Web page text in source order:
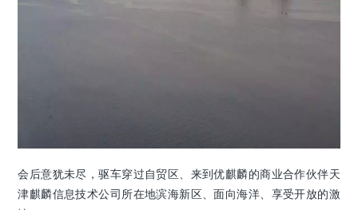
会后意犹未尽，驱车穿过自贸区、来到优麒麟的商业合作伙伴天
津麒麟信息技术公司所在地滨海新区、面向海洋、享受开放的激